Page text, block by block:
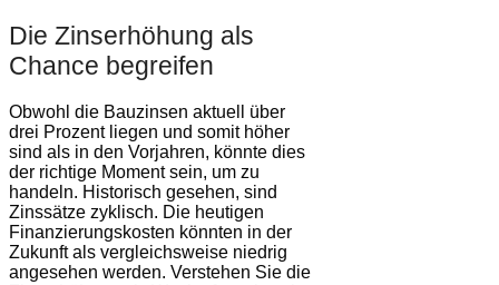
Die Zinserhöhung als
Chance begreifen
Obwohl die Bauzinsen aktuell über
drei Prozent liegen und somit höher
sind als in den Vorjahren, könnte dies
der richtige Moment sein, um zu
handeln. Historisch gesehen, sind
Zinssätze zyklisch. Die heutigen
Finanzierungskosten könnten in der
Zukunft als vergleichsweise niedrig
angesehen werden. Verstehen Sie die